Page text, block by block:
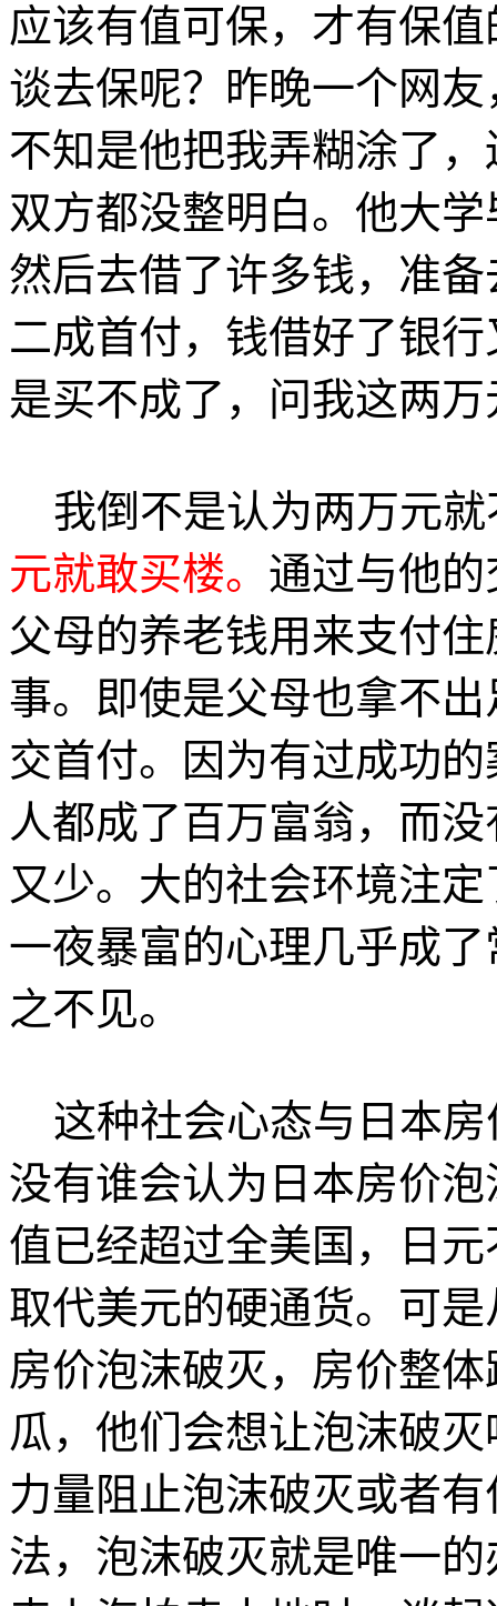
应该有值可保，才有保
谈去保呢？昨晚一个网
不知是他把我弄糊涂了
双方都没整明白。他大
然后去借了许多钱，准
二成首付，钱借好了银
是买不成了，问我这两
我倒不是认为两万元就
元就敢买楼。 通过与他
父母的养老钱用来支付
事。即使是父母也拿不
交首付。因为有过成功
人都成了百万富翁，而
又少。大的社会环境注
一夜暴富的心理几乎成
之不见。
这种社会心态与日本房
没有谁会认为日本房价
值已经超过全美国，日
取代美元的硬通货。可
房价泡沫破灭，房价整
瓜，他们会想让泡沫破
力量阻止泡沫破灭或者
法，泡沫破灭就是唯一